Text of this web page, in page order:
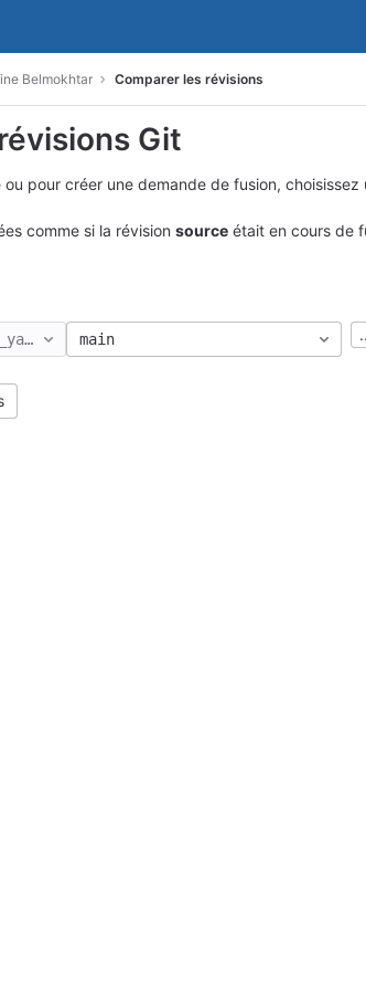
Belmokhtar Comparer les révisions
Git
pour créer une demande de fusion,
comme si la révision source était en cours de
belmokhtar
main ..